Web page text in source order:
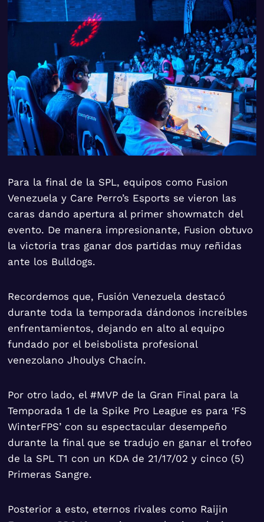
Para la final de la SPL, equipos como Fusion
Venezuela y Care Perro’s Esports se vieron las
caras dando apertura al primer showmatch del
evento. De manera impresionante, Fusion obtuvo
la victoria tras ganar dos partidas muy reñidas
ante los Bulldogs.
Recordemos que, Fusión Venezuela destacó
durante toda la temporada dándonos increíbles
enfrentamientos, dejando en alto al equipo
fundado por el beisbolista profesional
venezolano Jhoulys Chacín.
Por otro lado, el #MVP de la Gran Final para la
Temporada 1 de la Spike Pro League es para ‘FS
WinterFPS’ con su espectacular desempeño
durante la final que se tradujo en ganar el trofeo
de la SPL T1 con un KDA de 21/17/02 y cinco (5)
Primeras Sangre.
Posterior a esto, eternos rivales como Raijin